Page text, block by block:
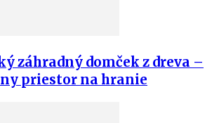
záhradný domček z dreva –
priestor na hranie